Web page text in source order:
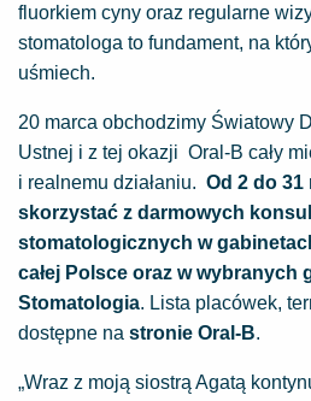
fluorkiem cyny oraz regularne
stomatologa to fundament, na
uśmiech.
20 marca obchodzimy Światowy
Ustnej i z tej okazji Oral-B cały
i realnemu działaniu. Od 2 do
skorzystać z darmowych
stomatologicznych w
całej Polsce oraz w wybranych
Stomatologia. Lista placówek,
dostępne na stronie Oral-B.
„Wraz z moją siostrą Agatą